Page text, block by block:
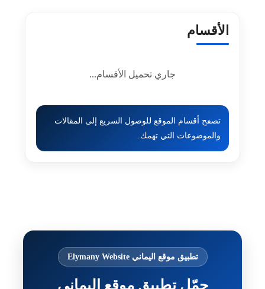
الأقسام
جاري تحميل الأقسام...
تصفح أقسام الموقع للوصول السريع إلى المقالات
والموضوعات التي تهمك.
تطبيق موقع اليماني Elymany Website
حمّل تطبيق موقع اليماني